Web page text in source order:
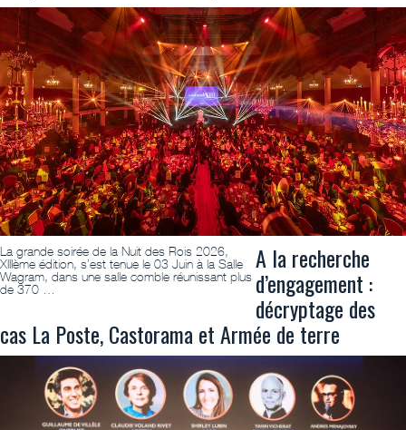
La grande soirée de la Nuit des Rois 2026,
XIIIème édition, s’est tenue le 03 Juin à la Salle
Wagram, dans une salle comble réunissant plus
de 370 …
A la recherche
d’engagement :
décryptage des
cas La Poste, Castorama et Armée de terre